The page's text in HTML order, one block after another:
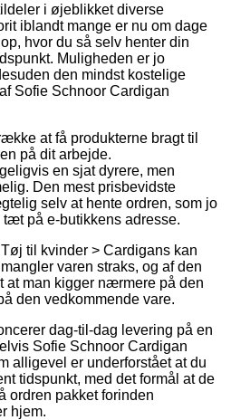
i øjeblikket diverse
iblandt mange er nu om dage
hvor du så selv henter din
Muligheden er jo
den mindst kostelige
Sofie Schnoor Cardigan
at få produkterne bragt til
på dit arbejde.
en sjat dyrere, men
Den mest prisbevidste
selv at hente ordren, som jo
på e-butikkens adresse.
til kvinder > Cardigans kan
varen straks, og af den
at man kigger nærmere på den
den vedkommende vare.
dag-til-dag levering på en
Sofie Schnoor Cardigan
alligevel er underforstået at du
tidspunkt, med det formål at de
ordren pakket forinden
hjem.